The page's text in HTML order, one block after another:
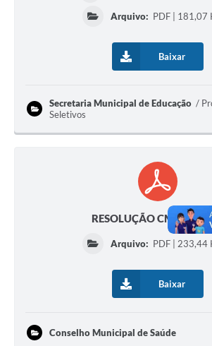
Arquivo: PDF | 181,07
Baixar
Secretaria Municipal de Educação
Seletivos
RESOLUÇÃO CMS 02/
Arquivo: PDF | 233,44
Baixar
Conselho Municipal de Saúde